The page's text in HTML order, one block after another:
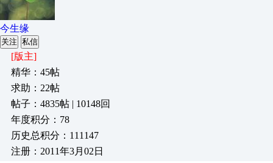
今生缘
关注 私信
[版主]
精华：45帖
求助：22帖
帖子：4835帖 | 10148回
年度积分：78
历史总积分：111147
注册：2011年3月02日